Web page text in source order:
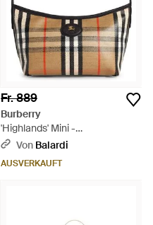
Fr. 889
Burberry
'Highlands' Mini -
Umhängetasche in
Weiß
Von Balardi
AUSVERKAUFT